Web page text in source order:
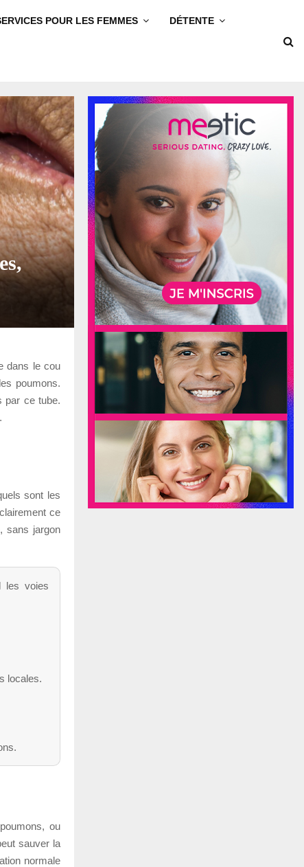
POUR LES FEMMES DÉTENTE
dans le cou
poumons.
par ce tube.
sont les
ce
sans jargon
les voies
locales.
ou
sauver la
normale